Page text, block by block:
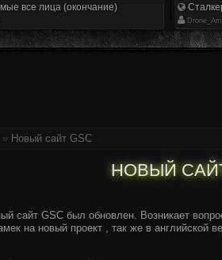
все лица (окончание)
» Новый сайт GSC
НОВЫЙ
сайт GSC был обновлен. Возникает
на новый проект , так же в английской